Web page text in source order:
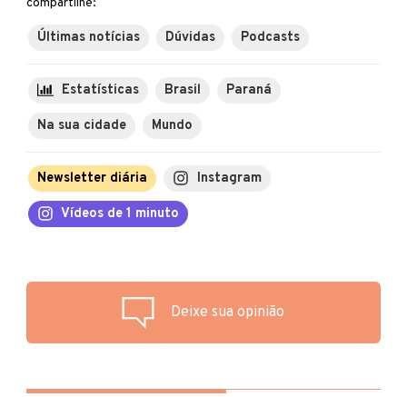
compartilhe:
Últimas notícias Dúvidas Podcasts
Estatísticas Brasil Paraná
Na sua cidade Mundo
Newsletter diária Instagram
Vídeos de 1 minuto
Deixe sua opinião